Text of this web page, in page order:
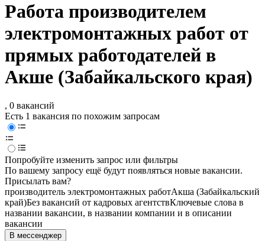
Работа производителем
электромонтажных работ от
прямых работодателей в
Акше (Забайкальского края)
, 0 вакансий
Есть 1 вакансия по похожим запросам
Попробуйте изменить запрос или фильтры
По вашему запросу ещё будут появляться новые вакансии.
Присылать вам?
производитель электромонтажных работАкша (Забайкальский
край)Без вакансий от кадровых агентствКлючевые слова в
названии вакансии, в названии компании и в описании
вакансии
В мессенджер